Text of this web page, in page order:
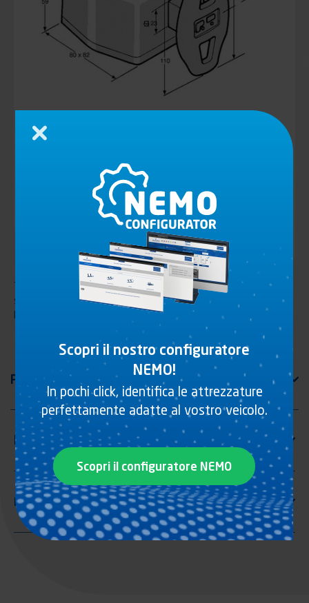
Tenditore telone con manovella in ghisa tropicalizzato. Si
sconsiglia di NON saldare il prodotto.Immagine rappresenta il
lato destro
Scopri il nostro configuratore
NEMO!
In pochi click, identifica le attrezzature
perfettamente adatte al vostro veicolo.
Scopri il configuratore NEMO